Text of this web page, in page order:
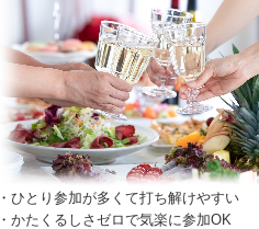
・ひとり参加が多くて打ち解けやすい
・かたくるしさゼロで気楽に参加OK